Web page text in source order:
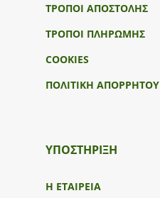
ΤΡΟΠΟΙ ΑΠΟΣΤΟΛΗΣ
ΤΡΟΠΟΙ ΠΛΗΡΩΜΗΣ
COOKIES
ΠΟΛΙΤΙΚΗ ΑΠΟΡΡΗΤΟΥ
ΥΠΟΣΤΉΡΙΞΗ
Η ΕΤΑΙΡΕΙΑ